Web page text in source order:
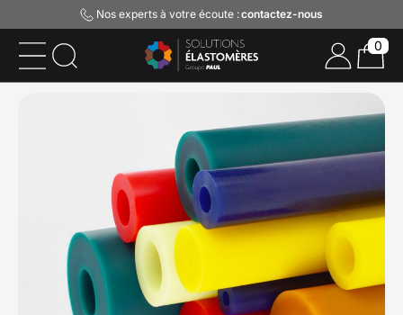
Nos experts à votre écoute :contactez-nous
0